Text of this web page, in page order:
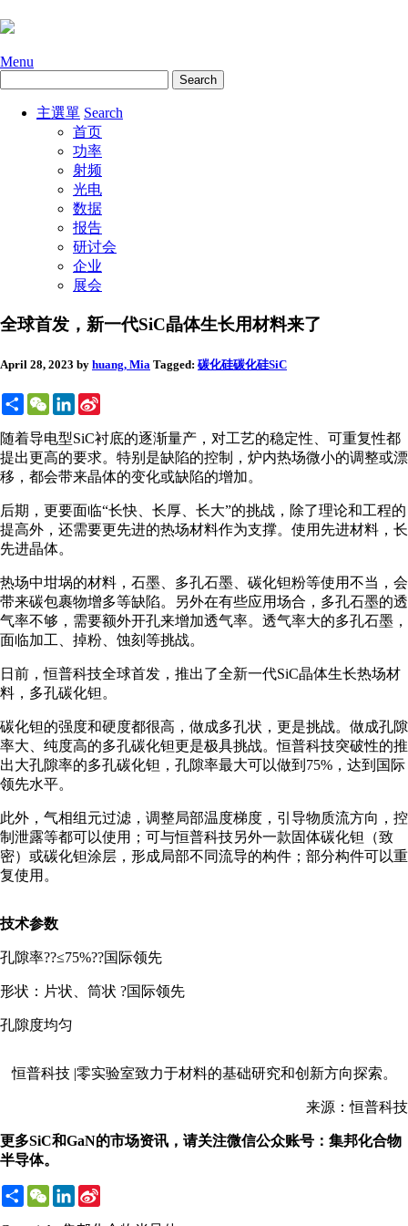
Menu
主選單 Search
首页
功率
射频
光电
数据
报告
研讨会
企业
展会
全球首发，新一代SiC晶体生长用材料来了
April 28, 2023 by huang, Mia Tagged: 碳化硅碳化硅SiC
ShareWeChatLinkedIn
随着导电型SiC衬底的逐渐量产，对工艺的稳定性、可重复性都
提出更高的要求。特别是缺陷的控制，炉内热场微小的调整或漂
移，都会带来晶体的变化或缺陷的增加。
后期，更要面临“长快、长厚、长大”的挑战，除了理论和工程的
提高外，还需要更先进的热场材料作为支撑。使用先进材料，长
先进晶体。
热场中坩埚的材料，石墨、多孔石墨、碳化钽粉等使用不当，会
带来碳包裹物增多等缺陷。另外在有些应用场合，多孔石墨的透
气率不够，需要额外开孔来增加透气率。透气率大的多孔石墨，
面临加工、掉粉、蚀刻等挑战。
日前，恒普科技全球首发，推出了全新一代SiC晶体生长热场材
料，多孔碳化钽。
碳化钽的强度和硬度都很高，做成多孔状，更是挑战。做成孔隙
率大、纯度高的多孔碳化钽更是极具挑战。恒普科技突破性的推
出大孔隙率的多孔碳化钽，孔隙率最大可以做到75%，达到国际
领先水平。
此外，气相组元过滤，调整局部温度梯度，引导物质流方向，控
制泄露等都可以使用；可与恒普科技另外一款固体碳化钽（致
密）或碳化钽涂层，形成局部不同流导的构件；部分构件可以重
复使用。
技术参数
孔隙率??≤75%??国际领先
形状：片状、筒状 ?国际领先
孔隙度均匀
恒普科技 |零实验室致力于材料的基础研究和创新方向探索。
来源：恒普科技
更多SiC和GaN的市场资讯，请关注微信公众账号：集邦化合物
半导体。
ShareWeChatLinkedIn